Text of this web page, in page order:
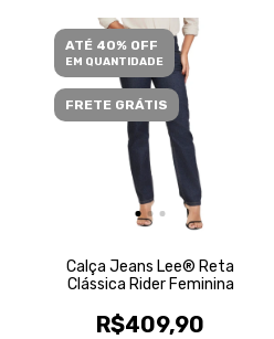
ATÉ 40% OFF
EM QUANTIDADE
FRETE GRÁTIS
Calça Jeans Lee® Reta
Clássica Rider Feminina
R$409,90